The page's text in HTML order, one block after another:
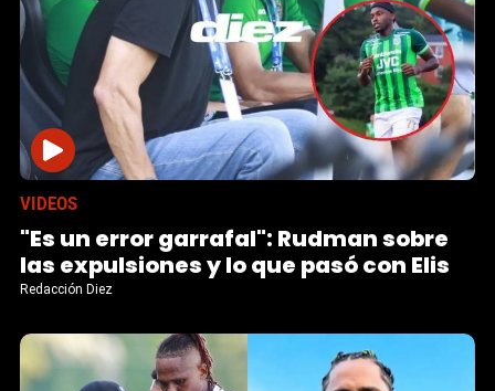
VIDEOS
"Es un error garrafal": Rudman sobre
las expulsiones y lo que pasó con Elis
Redacción Diez